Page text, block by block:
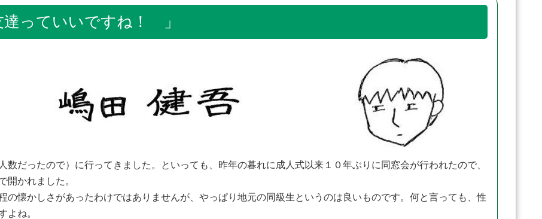
ていいですね！ 」
だったので）に行ってきました。といっても、昨年の暮れに成人式以来１０年ぶりに同窓会が行われたので、
開かれました。
の懐かしさがあったわけではありませんが、やっぱり地元の同級生というのは良いものです。何と言っても、性
よね。